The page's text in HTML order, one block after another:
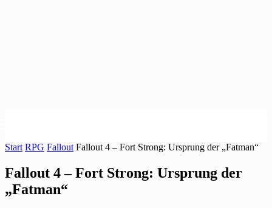
Start RPG Fallout Fallout 4 – Fort Strong: Ursprung der „Fatman“
Fallout 4 – Fort Strong: Ursprung der
„Fatman“